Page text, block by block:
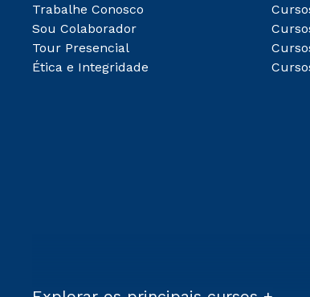
Trabalhe Conosco
Sou Colaborador
Tour Presencial
Ética e Integridade